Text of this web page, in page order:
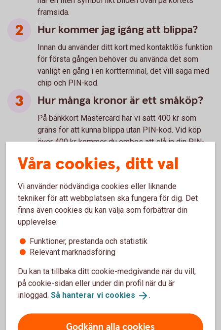
framsida.
Hur kommer jag igång att blippa?
Innan du använder ditt kort med kontaktlös funktion
för första gången behöver du använda det som
vanligt en gång i en kortterminal, det vill säga med
chip och PIN-kod.
Hur många kronor är ett småköp?
På bankkort Mastercard har vi satt 400 kr som
gräns för att kunna blippa utan PIN-kod. Vid köp
över 400 kr kommer du ombes att slå in din PIN-
I vilka butiker kan jag blippa?
För att du ska kunna blippa ditt kort i butik behöver
terminalen stödja kontaktlösa köp. Än så länge går
det inte att blippa överallt. Leta efter symbolen för
kontaktlösa betalningar när du ska betala.
Finns risken att jag blippar av
misstag om jag är nära en terminal?
Nej, kortet ska vara intill terminalen för att
transaktionen ska gå igenom.
Jag vill inte blippa! Hur gör jag?
Ring Spärrservice så tar de bort funktionen från ditt
Våra cookies, ditt val
Vi använder nödvändiga cookies eller liknande
tekniker för att webbplatsen ska fungera för dig. Det
finns även cookies du kan välja som förbättrar din
upplevelse:
Funktioner, prestanda och statistik
Relevant marknadsföring
Du kan ta tillbaka ditt cookie-medgivande när du vill,
på cookie-sidan eller under din profil när du är
inloggad. Så hanterar vi cookies .
Godkänn alla cookies